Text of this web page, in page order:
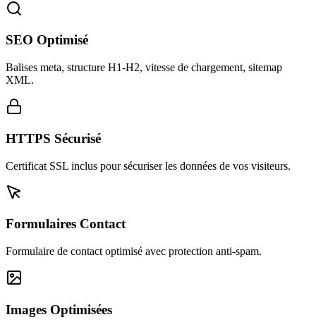
SEO Optimisé
Balises meta, structure H1-H2, vitesse de chargement, sitemap
XML.
HTTPS Sécurisé
Certificat SSL inclus pour sécuriser les données de vos visiteurs.
Formulaires Contact
Formulaire de contact optimisé avec protection anti-spam.
Images Optimisées